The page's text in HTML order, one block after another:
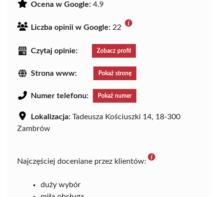
Ocena w Google: 4.9
Liczba opinii w Google: 22
Czytaj opinie: Zobacz profil
Strona www: Pokaż stronę
Numer telefonu: Pokaż numer
Lokalizacja: Tadeusza Kościuszki 14, 18-300
Zambrów
Najczęściej doceniane przez klientów:
duży wybór